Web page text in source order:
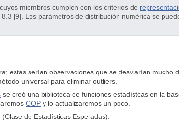
miembros cumplen con los criterios de
[9]. Lps parámetros de distribución numérica se
estas serían observaciones que se desviarían mucho
universal para eliminar outliers.
se creó una biblioteca de funciones estadístcas en la
OOP y lo actualizaremos un poco.
(Clase de Estadísticas Esperadas).